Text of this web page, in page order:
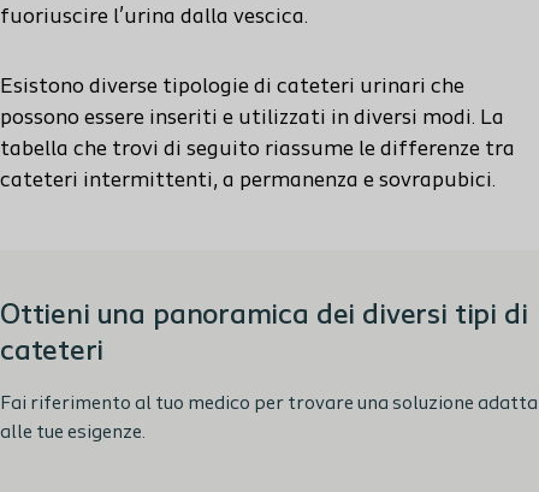
fuoriuscire l’urina dalla vescica.
Esistono diverse tipologie di cateteri urinari che
possono essere inseriti e utilizzati in diversi modi. La
tabella che trovi di seguito riassume le differenze tra
cateteri intermittenti, a permanenza e sovrapubici.
Ottieni una panoramica dei diversi tipi di
cateteri
Fai riferimento al tuo medico per trovare una soluzione adatta
alle tue esigenze.